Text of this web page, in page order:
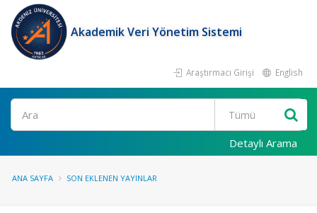
Akademik Veri Yönetim Sistemi
Araştırmacı Girişi English
Ara
Detaylı Arama
ANA SAYFA SON EKLENEN YAYINLAR